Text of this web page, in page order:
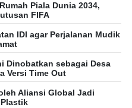
Piala Dunia 2034,
FIFA
IDI agar Perjalanan Mudik
Dinobatkan sebagai Desa
Versi Time Out
Aliansi Global Jadi